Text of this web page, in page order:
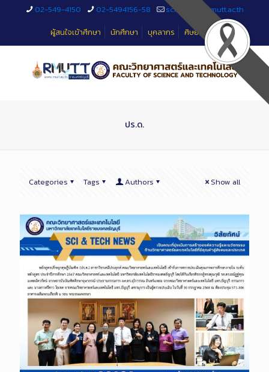
02-549-4150 02-5494156-58
sciteched@rmutt.ac.th
ผู้สนใจเข้าศึกษา
นักศึกษา บุคลากร ศิษย์เก่า
ปร.ด.
Categories Tags Authors Show all